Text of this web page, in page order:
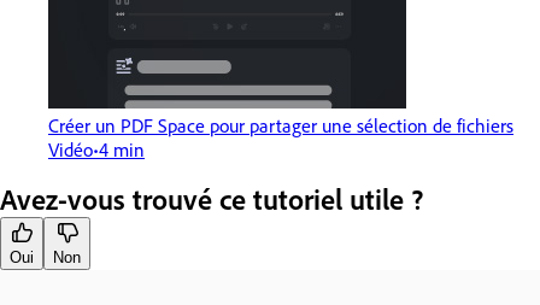
Créer un PDF Space pour partager une sélection de fichiers
Vidéo 4 min
Avez-vous trouvé ce tutoriel utile ?
Oui Non